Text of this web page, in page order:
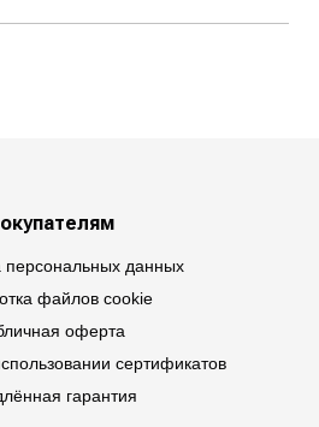
персональных данных
файлов cookie
оферта
сертификатов
гарантия